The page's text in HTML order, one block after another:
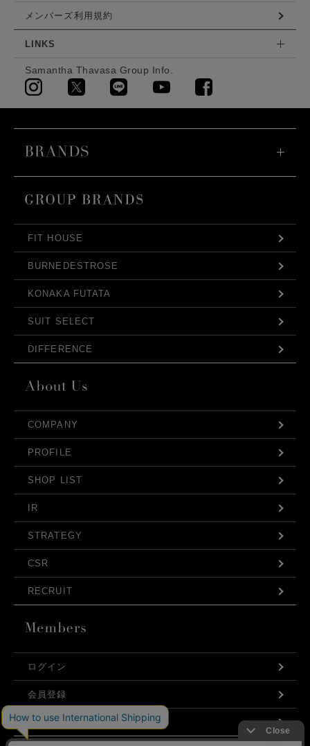
メンバーズ利用規約
LINKS
Samantha Thavasa Group Info.
FIT HOUSE
BURNEDESTROSE
KONAKA FUTATA
SUIT SELECT
DIFFERENCE
COMPANY
PROFILE
SHOP LIST
IR
STRATEGY
CSR
RECRUIT
ログイン
会員登録
利用規約